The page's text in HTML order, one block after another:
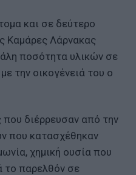
και σε δεύτερο
Καμάρες Λάρνακας
ποσότητα υλικών σε
την οικογένειά του ο
διέρρευσαν από την
που κατασχέθηκαν
χημική ουσία που
το παρελθόν σε